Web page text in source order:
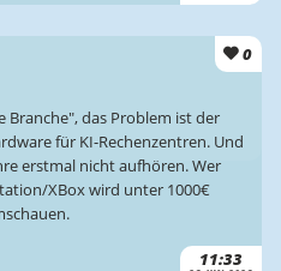
0
11:33
Branche", das Problem ist der
für KI-Rechenzentren. Und
erstmal nicht aufhören. Wer
XBox wird unter 1000€